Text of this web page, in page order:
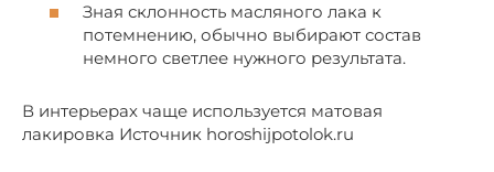
Зная склонность масляного лака к
потемнению, обычно выбирают состав
немного светлее нужного результата.
В интерьерах чаще используется матовая
лакировка Источник horoshijpotolok.ru